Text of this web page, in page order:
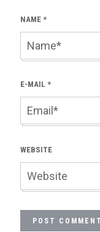
NAME *
E-MAIL *
WEBSITE